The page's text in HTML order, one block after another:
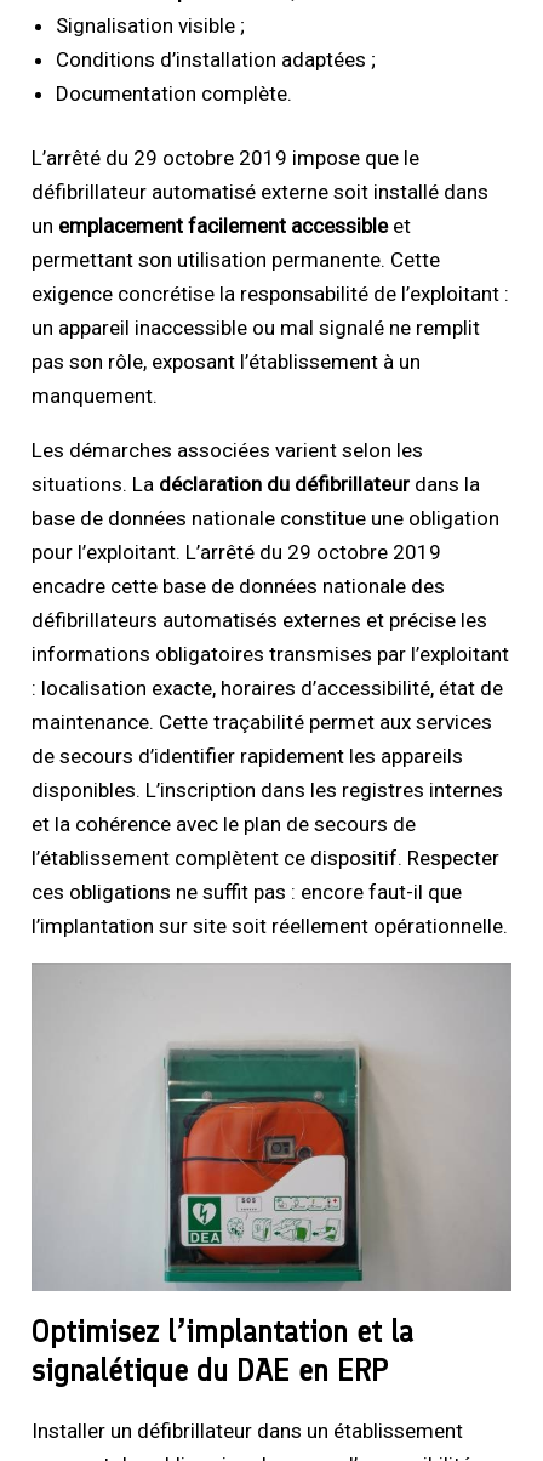
Signalisation visible ;
Conditions d’installation adaptées ;
Documentation complète.
L’arrêté du 29 octobre 2019 impose que le
défibrillateur automatisé externe soit installé dans
un emplacement facilement accessibleet
permettant son utilisation permanente. Cette
exigence concrétise la responsabilité de l’exploitant :
un appareil inaccessible ou mal signalé ne remplit
pas son rôle, exposant l’établissement à un
manquement.
Les démarches associées varient selon les
situations. La déclaration du défibrillateur dans la
base de données nationale constitue une obligation
pour l’exploitant. L’arrêté du 29 octobre 2019
encadre cette base de données nationale des
défibrillateurs automatisés externes et précise les
informations obligatoires transmises par l’exploitant
: localisation exacte, horaires d’accessibilité, état de
maintenance. Cette traçabilité permet aux services
de secours d’identifier rapidement les appareils
disponibles. L’inscription dans les registres internes
et la cohérence avec le plan de secours de
l’établissement complètent ce dispositif. Respecter
ces obligations ne suffit pas : encore faut-il que
l’implantation sur site soit réellement opérationnelle.
Optimisez l’implantation et la
signalétique du DAE en ERP
Installer un défibrillateur dans un établissement